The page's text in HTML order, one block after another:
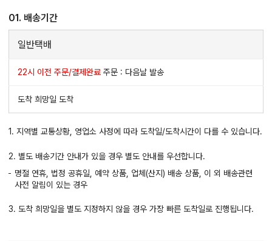
01. 배송기간
일반택배
22시 이전 주문/결제완료 주문 : 다음날 발송
도착 희망일 도착
1. 지역별 교통상황, 영업소 사정에 따라 도착일/도착시간이 다를 수 있습니다.
2. 별도 배송기간 안내가 있을 경우 별도 안내를 우선합니다.
명절 연휴, 법정 공휴일, 예약 상품, 업체(산지) 배송 상품, 이 외 배송관련
사전 알림이 있는 경우
3. 도착 희망일을 별도 지정하지 않을 경우 가장 빠른 도착일로 진행됩니다.